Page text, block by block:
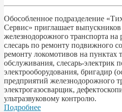
Обособленное подразделение
Сервис» приглашает
железнодорожного транспорта на
слесарь по ремонту подвижного
ремонту локомотивов на пунктах
обслуживания, слесарь-электрик
электрооборудования, бригадир
предприятий железнодорожного
электрогазосварщик,
ультразвуковому контролю.
Подробнее